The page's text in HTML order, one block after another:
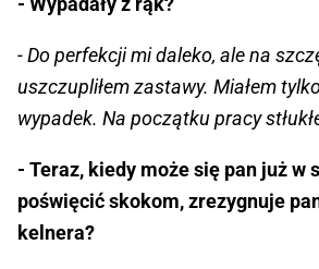
- Do perfekcji mi daleko, ale na
uszczupliłem zastawy. Miałem
wypadek. Na początku pracy
- Teraz, kiedy może się pan już w
poświęcić skokom, zrezygnuje
kelnera?